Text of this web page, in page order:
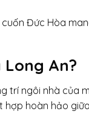
Đức Hòa
Long An?
trí ngôi nhà của
hợp hoàn hảo